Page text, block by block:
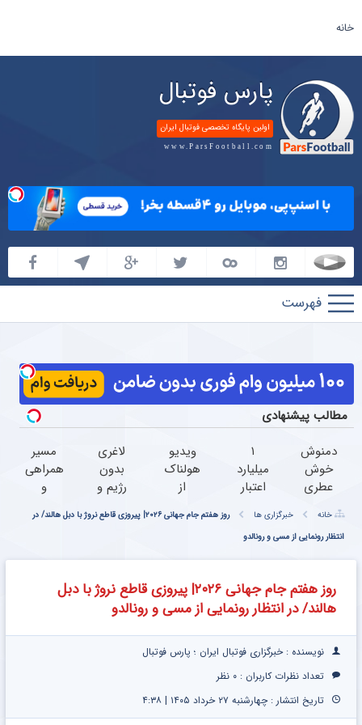
خانه
پارس فوتبال
اولین پایگاه تخصصی فوتبال ایران
www.ParsFootball.com
پارس
فوتبال
مطالب پیشنهادی
دمنوش
خوش
عطری
درمان
کبدچرب
معجزه
۱
میلیارد
اعتبار
طلا |
بدون
ضامن
ویدیو
هولناک
از
کارتن
که
شد.
آموزش
لاغری
بدون
رژیم و
فقط با
جلبک
مسیر
همراهی
و
گزارش
عملکرد
اسنپ
خانه خبرگزاری ها
روز هفتم جام جهانی ۲۰۲۶| پیروزی قاطع نروژ با دبل هالند/ در
انتظار رونمایی از مسی و رونالدو
روز هفتم جام جهانی ۲۰۲۶| پیروزی قاطع نروژ با دبل
هالند/ در انتظار رونمایی از مسی و رونالدو
نویسنده : خبرگزاری فوتبال ایران ؛ پارس فوتبال
تعداد نظرات کاربران : ۰ نظر
تاریخ انتشار : چهارشنبه ۲۷ خرداد ۱۴۰۵ | ۴:۳۸